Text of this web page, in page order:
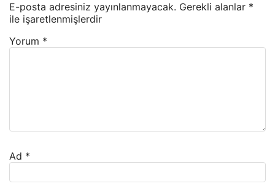
E-posta adresiniz yayınlanmayacak. Gerekli alanlar *
ile işaretlenmişlerdir
Yorum *
Ad *